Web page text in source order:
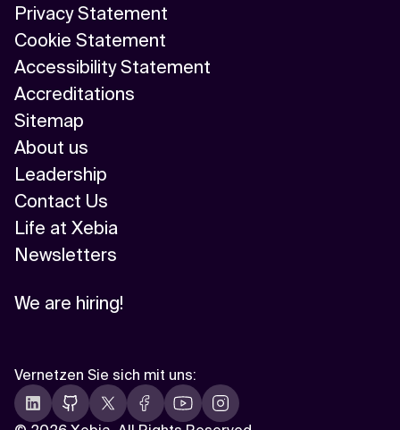
Privacy Statement
Cookie Statement
Accessibility Statement
Accreditations
Sitemap
About us
Leadership
Contact Us
Life at Xebia
Newsletters
We are hiring!
Vernetzen Sie sich mit uns: